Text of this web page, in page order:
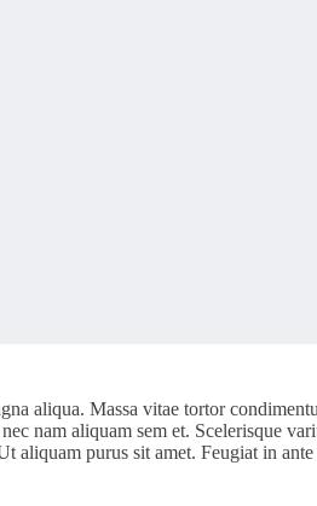
aliqua. Massa vitae tortor
nam aliquam sem et. Scelerisque
purus sit amet. Feugiat in